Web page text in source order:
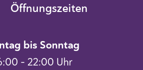
Öffnungszeiten
bis Sonntag
– 22:00 Uhr